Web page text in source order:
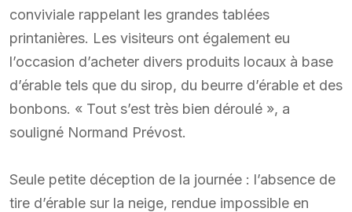
conviviale rappelant les grandes tablées
printanières. Les visiteurs ont également eu
l’occasion d’acheter divers produits locaux à base
d’érable tels que du sirop, du beurre d’érable et des
bonbons. « Tout s’est très bien déroulé », a
souligné Normand Prévost.
Seule petite déception de la journée : l’absence de
tire d’érable sur la neige, rendue impossible en